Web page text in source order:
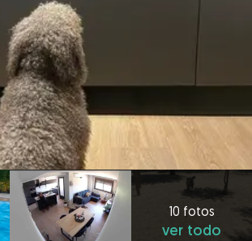
10 fotos
ver todo